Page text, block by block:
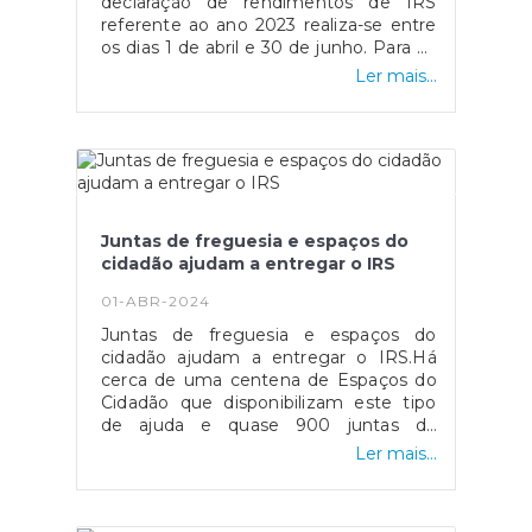
Soares dos ReisCasa-Museu Fernando
de Castro, no PortoTomarConvento de
CristoVila do BispoFortaleza de
Vasco Fonte: Portal do Governo
referente ao ano 2023 realiza-se entre
os dias 1 de abril e 30 de junho. Para os
trabalhadores independentes
entrega do Anexo SS é fundamental
em situação de cessação da
atividade.Quais os objetivos do Anexo
entidades contratantes de cada
trabalhador independente
economicamente dependente e a
respetiva obrigação contributiva. Essa
assegurar a proteção social do
trabalhador em situação de cessação
de atividade, pois só desta forma
consegue beneficiar de proteção no
desemprego através do pagamento do
correspondente subsídio.Quem tem
Contratantes)?Os trabalhadores
Ler mais...
Juntas de freguesia e espaços do
cidadão ajudam a entregar o IRS
01-ABR-2024
Juntas de freguesia e espaços do
cidadão ajudam a entregar o IRS.Há
cerca de uma centena de Espaços do
Cidadão que disponibilizam este tipo
de ajuda e quase 900 juntas de
freguesia em todo o país também
contribuintes que necessitem de ajuda
Ler mais...